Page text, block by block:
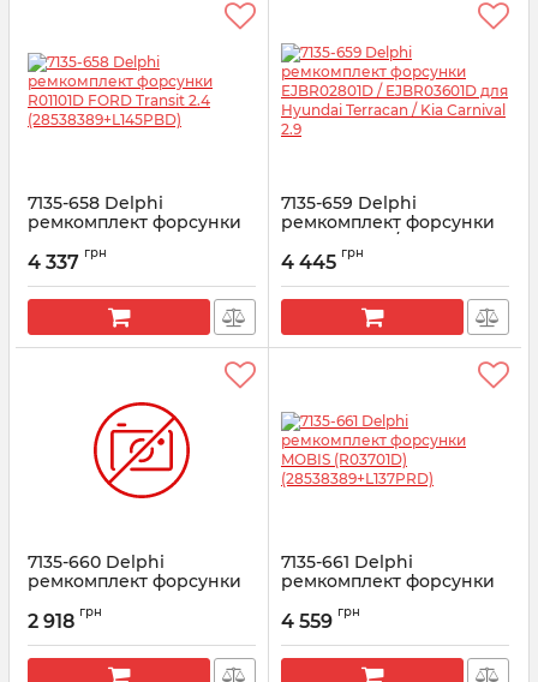
7135-658 Delphi
ремкомплект форсунки
(28538389+L145PBD)
Артикул: 7135-658
4 337 грн
7135-659 Delphi
ремкомплект форсунки
EJBR02801D /
EJBR03601D для Hyundai
Артикул: 7135-659
4 445 грн
7135-660 Delphi
ремкомплект форсунки
(28239294+L136PRD)
Артикул: 7135-660
2 918 грн
7135-661 Delphi
ремкомплект форсунки
(28538389+L137PRD)
Артикул: 7135-661
4 559 грн